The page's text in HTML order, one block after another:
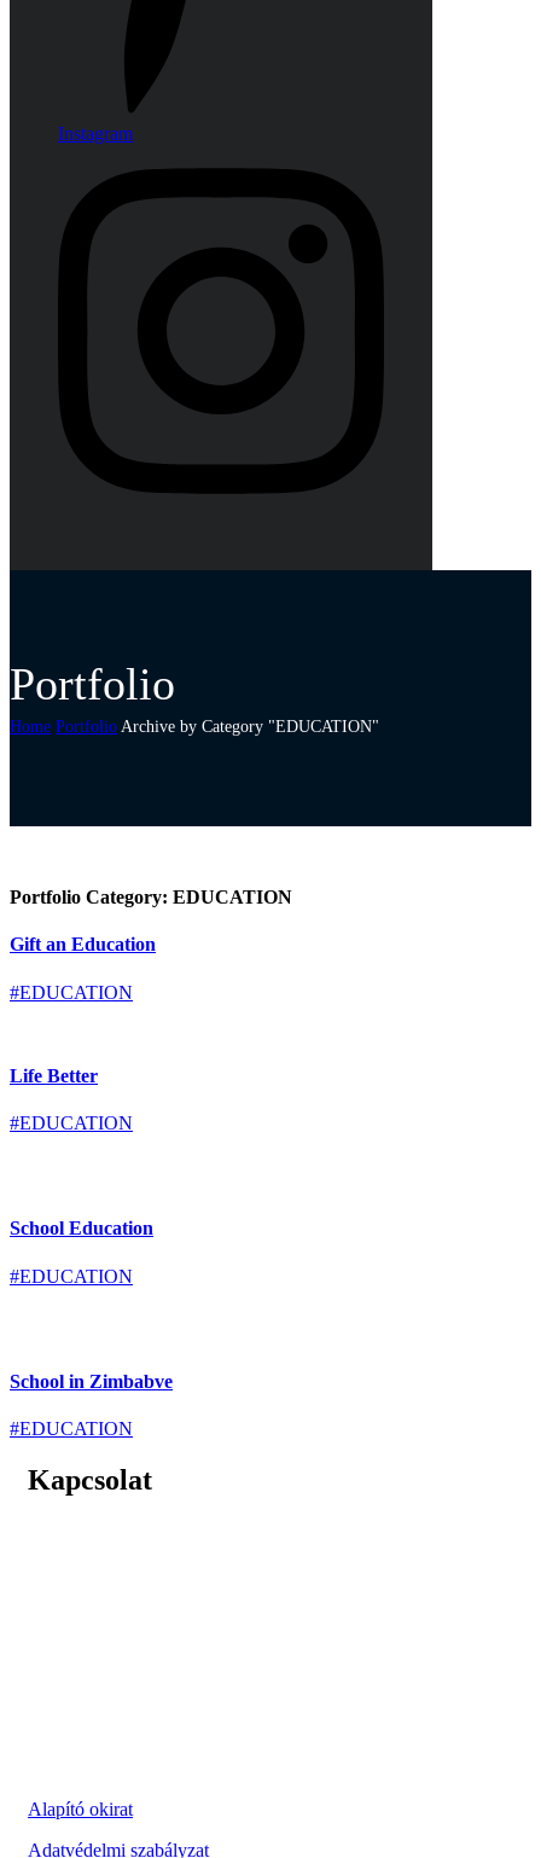
Instagram
Portfolio
Home Portfolio Archive by Category "EDUCATION"
Portfolio Category: EDUCATION
Gift an Education
#EDUCATION
Life Better
#EDUCATION
School Education
#EDUCATION
School in Zimbabve
#EDUCATION
Kapcsolat
Alapító okirat
Adatvédelmi szabályzat